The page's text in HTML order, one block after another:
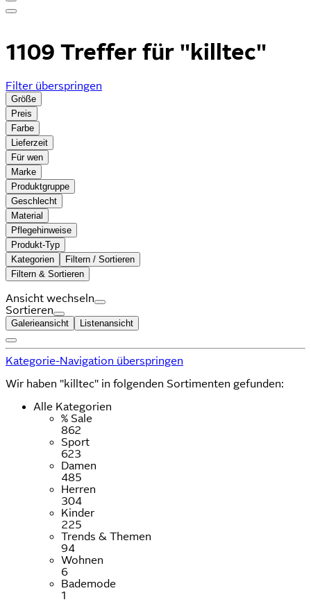
1109 Treffer für "killtec"
Filter überspringen
Größe
Preis
Farbe
Lieferzeit
Für wen
Marke
Produktgruppe
Geschlecht
Material
Pflegehinweise
Produkt-Typ
Kategorien
Filtern / Sortieren
Filtern & Sortieren
Ansicht wechseln
Sortieren
Galerieansicht Listenansicht
Kategorie-Navigation überspringen
Wir haben "killtec" in folgenden Sortimenten gefunden:
Alle Kategorien
% Sale
862
Sport
623
Damen
485
Herren
304
Kinder
225
Trends & Themen
94
Wohnen
6
Bademode
1